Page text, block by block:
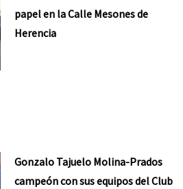
papel en la Calle Mesones de
Herencia
Gonzalo Tajuelo Molina-Prados
campeón con sus equipos del Club